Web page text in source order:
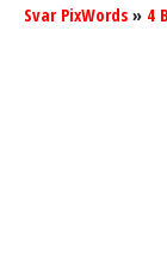
Svar PixWords » 4